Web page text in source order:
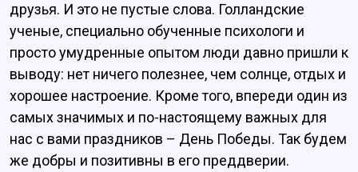
друзья. И это не пустые слова. Голландские
ученые, специально обученные психологи и
просто умудренные опытом люди давно пришли к
выводу: нет ничего полезнее, чем солнце, отдых и
хорошее настроение. Кроме того, впереди один из
самых значимых и по-настоящему важных для
нас с вами праздников – День Победы. Так будем
же добры и позитивны в его преддверии.